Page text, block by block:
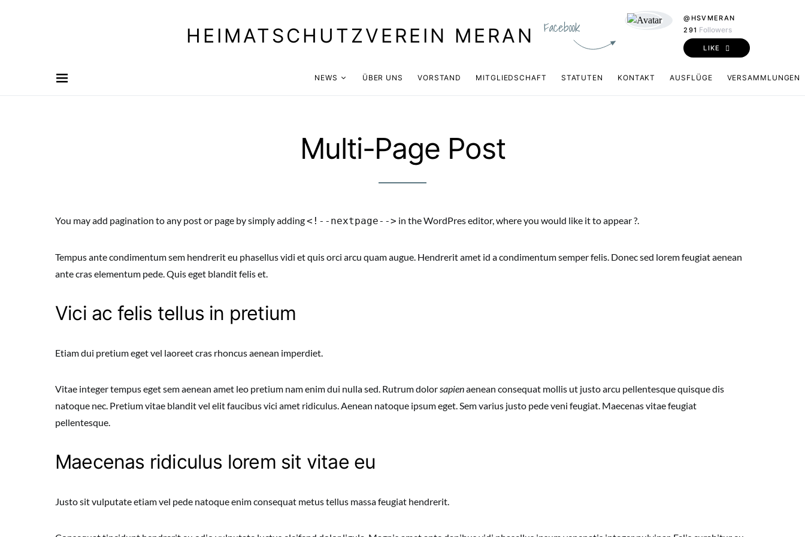
HEIMATSCHUTZVEREIN MERAN Facebook
@HSVMERAN
291 Followers
LIKE
NEWS ÜBER UNS VORSTAND MITGLIEDSCHAFT STATUTEN KONTAKT AUSFLÜGE VERSAMMLUNGEN
Multi-Page Post
You may add pagination to any post or page by simply adding<!--nextpage--> in the WordPres editor, where you would like it to appear ?.
Tempus ante condimentum sem hendrerit eu phasellus vidi et quis orci arcu quam augue. Hendrerit amet id a condimentum semper felis. Donec sed lorem feugiat aenean
ante cras elementum pede. Quis eget blandit felis et.
Vici ac felis tellus in pretium
Etiam dui pretium eget vel laoreet cras rhoncus aenean imperdiet.
Vitae integer tempus eget sem aenean amet leo pretium nam enim dui nulla sed. Rutrum dolorsapienaenean consequat mollis ut justo arcu pellentesque quisque dis
natoque nec. Pretium vitae blandit vel elit faucibus vici amet ridiculus. Aenean natoque ipsum eget. Sem varius justo pede veni feugiat. Maecenas vitae feugiat
pellentesque.
Maecenas ridiculus lorem sit vitae eu
Justo sit vulputate etiam vel pede natoque enim consequat metus tellus massa feugiat hendrerit.